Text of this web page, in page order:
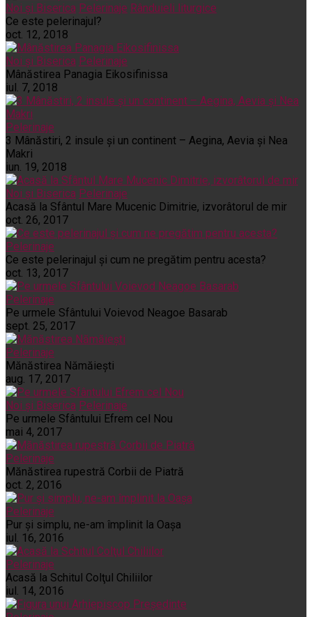
Noi și Biserica Pelerinaje Rânduieli liturgice
Ce este pelerinajul?
oct. 12, 2018
Noi și Biserica Pelerinaje
Mânăstirea Panagia Eikosifinissa
iul. 7, 2018
Pelerinaje
3 Mânăstiri, 2 insule și un continent – Aegina, Aevia și Nea
Makri
iun. 19, 2018
Noi și Biserica Pelerinaje
Acasă la Sfântul Mare Mucenic Dimitrie, izvorâtorul de mir
oct. 26, 2017
Pelerinaje
Ce este pelerinajul şi cum ne pregătim pentru acesta?
oct. 13, 2017
Pelerinaje
Pe urmele Sfântului Voievod Neagoe Basarab
sept. 25, 2017
Pelerinaje
Mănăstirea Nămăiești
aug. 17, 2017
Noi și Biserica Pelerinaje
Pe urmele Sfântului Efrem cel Nou
mai 4, 2017
Pelerinaje
Mănăstirea rupestră Corbii de Piatră
oct. 2, 2016
Pelerinaje
Pur şi simplu, ne-am împlinit la Oaşa
iul. 16, 2016
Pelerinaje
Acasă la Schitul Colţul Chiliilor
iul. 14, 2016